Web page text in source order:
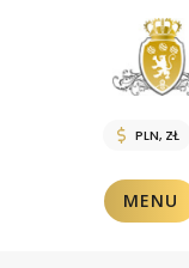
MENU